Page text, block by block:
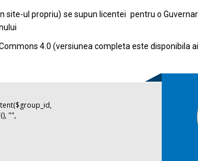
site-ul propriu) se supun licentei pentru o
4.0 (versiunea completa este disponibila
"",